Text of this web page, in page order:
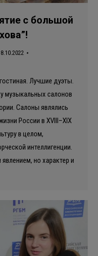
с большой
Лучшие дуэты.
музыкальных салонов
Салоны являлись
России в XVIII–XIX
в целом,
интеллигенции.
но характер и